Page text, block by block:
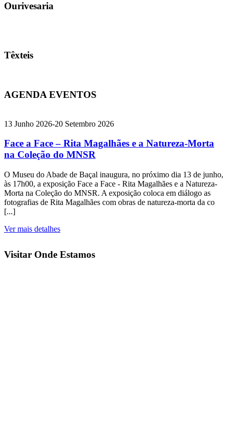
Ourivesaria
Têxteis
AGENDA EVENTOS
13 Junho 2026-20 Setembro 2026
Face a Face – Rita Magalhães e a Natureza-Morta
na Coleção do MNSR
O Museu do Abade de Baçal inaugura, no próximo dia 13 de junho,
às 17h00, a exposição Face a Face - Rita Magalhães e a Natureza-
Morta na Coleção do MNSR. A exposição coloca em diálogo as
fotografias de Rita Magalhães com obras de natureza-morta da co
[...]
Ver mais detalhes
Visitar Onde Estamos